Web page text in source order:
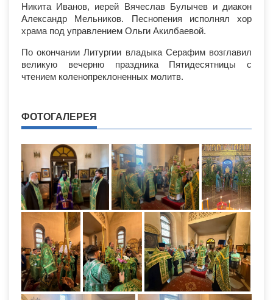
Никита Иванов, иерей Вячеслав Булычев и диакон
Александр Мельников. Песнопения исполнял хор
храма под управлением Ольги Акилбаевой.
По окончании Литургии владыка Серафим возглавил
великую вечерню праздника Пятидесятницы с
чтением коленопреклоненных молитв.
ФОТОГАЛЕРЕЯ